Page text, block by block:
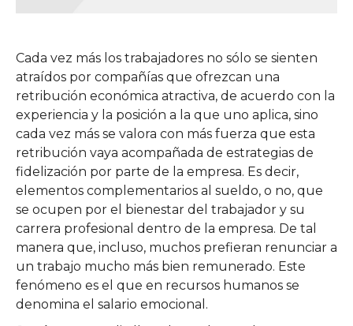
Cada vez más los trabajadores no sólo se sienten
atraídos por compañías que ofrezcan una
retribución económica atractiva, de acuerdo con la
experiencia y la posición a la que uno aplica, sino
cada vez más se valora con más fuerza que esta
retribución vaya acompañada de estrategias de
fidelización por parte de la empresa. Es decir,
elementos complementarios al sueldo, o no, que
se ocupen por el bienestar del trabajador y su
carrera profesional dentro de la empresa. De tal
manera que, incluso, muchos prefieran renunciar a
un trabajo mucho más bien remunerado. Este
fenómeno es el que en recursos humanos se
denomina el salario emocional.